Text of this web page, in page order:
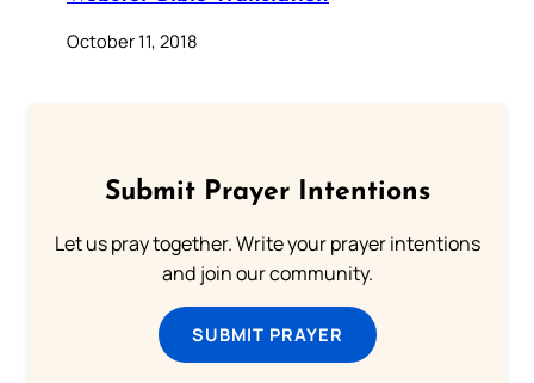
October 11, 2018
Submit Prayer Intentions
Let us pray together. Write your prayer intentions
and join our community.
SUBMIT PRAYER